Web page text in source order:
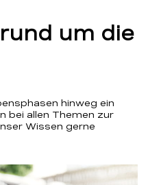
um die
hinweg ein
bei allen Themen zur
Wissen gerne